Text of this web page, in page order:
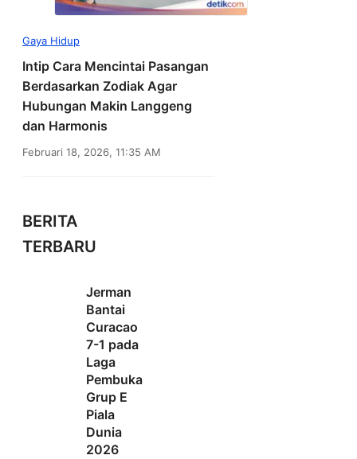
Gaya Hidup
Intip Cara Mencintai Pasangan
Berdasarkan Zodiak Agar
Hubungan Makin Langgeng
dan Harmonis
Februari 18, 2026, 11:35 AM
BERITA
TERBARU
Jerman
Bantai
Curacao
7-1 pada
Laga
Pembuka
Grup E
Piala
Dunia
2026